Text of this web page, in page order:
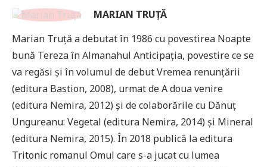
MARIAN TRUȚĂ
Marian Truță a debutat în 1986 cu povestirea Noapte
bună Tereza în Almanahul Anticipația, povestire ce se
va regăsi și în volumul de debut Vremea renunțării
(editura Bastion, 2008), urmat de A doua venire
(editura Nemira, 2012) și de colaborările cu Dănuț
Ungureanu: Vegetal (editura Nemira, 2014) și Mineral
(editura Nemira, 2015). În 2018 publică la editura
Tritonic romanul Omul care s-a jucat cu lumea